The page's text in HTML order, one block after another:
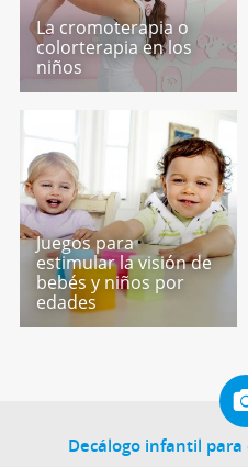
La cromoterapia o
colorterapia en los
niños
Juegos para
estimular la visión de
bebés y niños por
edades
Decálogo infantil para